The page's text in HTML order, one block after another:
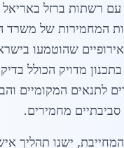
עם רשתות ברזל
המחמירות של משרד
שהוטמעו
מדויק הכולל
לתנאים המקומיים
מחמירים.
ישנו תהליך